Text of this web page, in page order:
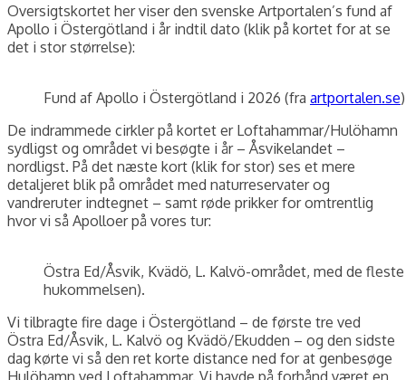
Oversigtskortet her viser den svenske Artportalen’s fund af
Apollo i Östergötland i år indtil dato (klik på kortet for at se
det i stor størrelse):
Fund af Apollo i Östergötland i 2026 (fra artportalen.se
De indrammede cirkler på kortet er Loftahammar/Hulöhamn
sydligst og området vi besøgte i år – Åsvikelandet –
nordligst. På det næste kort (klik for stor) ses et mere
detaljeret blik på området med naturreservater og
vandreruter indtegnet – samt røde prikker for omtrentlig
hvor vi så Apolloer på vores tur:
Östra Ed/Åsvik, Kvädö, L. Kalvö-området, med de
hukommelsen).
Vi tilbragte fire dage i Östergötland – de første tre ved
Östra Ed/Åsvik, L. Kalvö og Kvädö/Ekudden – og den sidste
dag kørte vi så den ret korte distance ned for at genbesøge
Hulöhamn ved Loftahammar. Vi havde på forhånd været en